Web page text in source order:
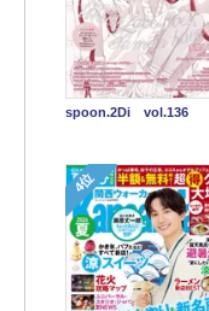
spoon.2Di vol.136
4位